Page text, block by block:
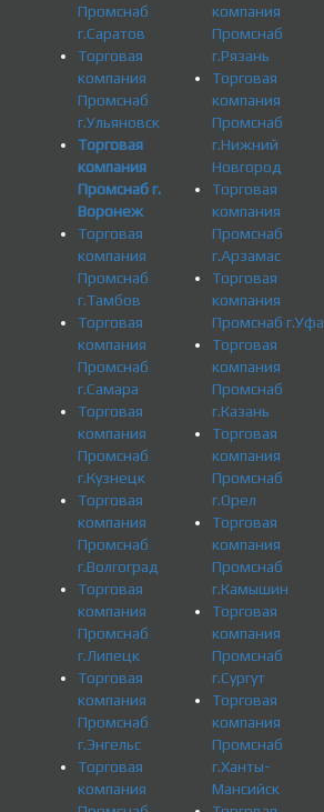
Промснаб
г.Саратов
Торговая
компания
Промснаб
г.Ульяновск
Торговая
компания
Промснаб г.
Воронеж
Торговая
компания
Промснаб
г.Тамбов
Торговая
компания
Промснаб
г.Самара
Торговая
компания
Промснаб
г.Кузнецк
Торговая
компания
Промснаб
г.Волгоград
Торговая
компания
Промснаб
г.Липецк
Торговая
компания
Промснаб
г.Энгельс
Торговая
компания
компания
Промснаб
г.Рязань
Торговая
компания
Промснаб
г.Нижний
Новгород
Торговая
компания
Промснаб
г.Арзамас
Торговая
компания
Промснаб г.Уфа
Торговая
компания
Промснаб
г.Казань
Торговая
компания
Промснаб
г.Орел
Торговая
компания
Промснаб
г.Камышин
Торговая
компания
Промснаб
г.Сургут
Торговая
компания
Промснаб
г.Ханты-
Мансийск